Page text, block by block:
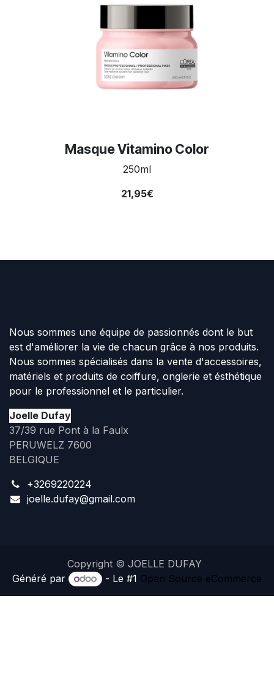
Masque Vitamino Color
250ml
21,95€
Nous sommes une équipe de passionnés dont le but
est d'améliorer la vie de chacun grâce à nos produits.
Nous sommes spécialisés dans la vente d'accessoires,
matériels et produits de coiffure, onglerie et ésthétique
pour le professionnel et le particulier.
Joelle Dufay
37/39 rue Pont à la Faulx
PERUWELZ 7600
BELGIQUE
+3269220224
joelle.dufay@gmail.com
Copyright © JOELLE DUFAY
Généré par
- Le #1 Open Source eCommerce